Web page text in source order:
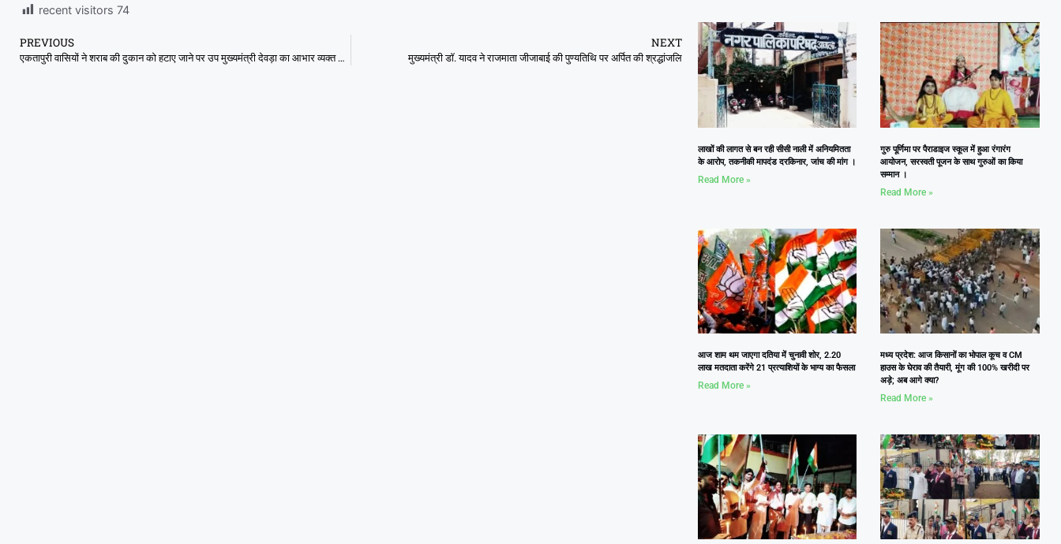
recent visitors 74
PREVIOUS
एकतापुरी वासियों ने शराब की दुकान को हटाए जाने पर उप मुख्यमंत्री देवड़ा का आभार व्यक्त किया
NEXT
मुख्यमंत्री डॉ. यादव ने राजमाता जीजाबाई की पुण्यतिथि पर अर्पित की श्रद्धांजलि
लाखों की लागत से बन रही सीसी नाली में अनियमितता
के आरोप, तकनीकी मापदंड दरकिनार, जांच की मांग ।
Read More »
गुरु पूर्णिमा पर पैराडाइज स्कूल में हुआ रंगारंग
आयोजन, सरस्वती पूजन के साथ गुरुओं का किया
सम्मान ।
Read More »
आज शाम थम जाएगा दतिया में चुनावी शोर, 2.20
लाख मतदाता करेंगे 21 प्रत्याशियों के भाग्य का फैसला
Read More »
मध्य प्रदेश: आज किसानों का भोपाल कूच व CM
हाउस के घेराव की तैयारी, मूंग की 100% खरीदी पर
अड़े; अब आगे क्या?
Read More »